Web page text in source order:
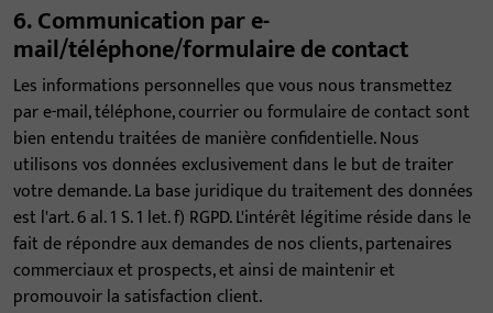
6. Communication par e-
mail/téléphone/formulaire de contact
Les informations personnelles que vous nous transmettez
par e-mail, téléphone, courrier ou formulaire de contact sont
bien entendu traitées de manière confidentielle. Nous
utilisons vos données exclusivement dans le but de traiter
votre demande. La base juridique du traitement des données
est l'art. 6 al. 1 S. 1 let. f) RGPD. L'intérêt légitime réside dans le
fait de répondre aux demandes de nos clients, partenaires
commerciaux et prospects, et ainsi de maintenir et
promouvoir la satisfaction client.